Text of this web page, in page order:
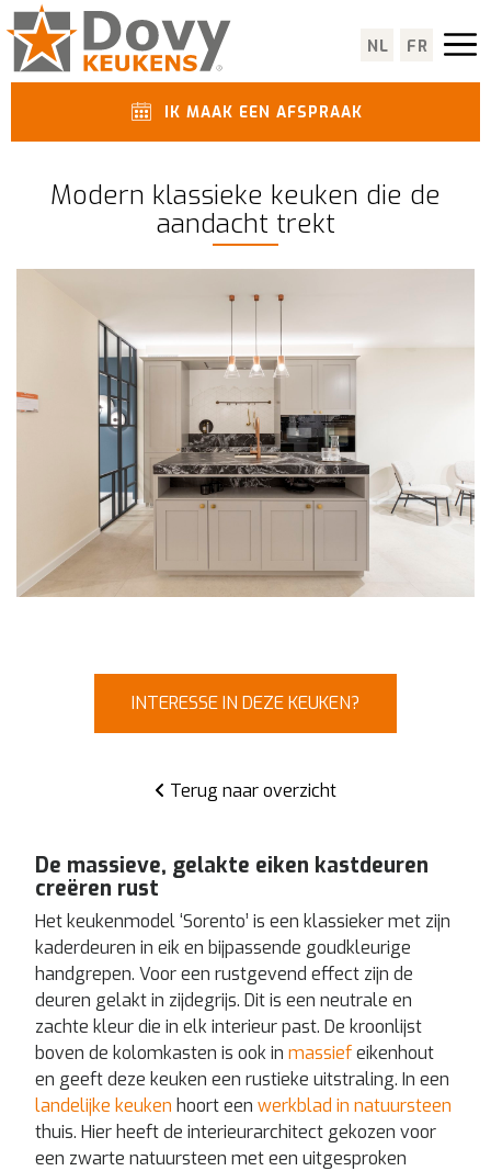
NL FR
IK MAAK EEN AFSPRAAK
Modern klassieke keuken die de
aandacht trekt
INTERESSE IN DEZE KEUKEN?
Terug naar overzicht
De massieve, gelakte eiken kastdeuren
creëren rust
Het keukenmodel ‘Sorento’ is een klassieker met zijn
kaderdeuren in eik en bijpassende goudkleurige
handgrepen. Voor een rustgevend effect zijn de
deuren gelakt in zijdegrijs. Dit is een neutrale en
zachte kleur die in elk interieur past. De kroonlijst
boven de kolomkasten is ook inmassiefeikenhout
en geeft deze keuken een rustieke uitstraling. In een
landelijke keuken hoort eenwerkblad in natuursteen
thuis. Hier heeft de interieurarchitect gekozen voor
een zwarte natuursteen met een uitgesproken